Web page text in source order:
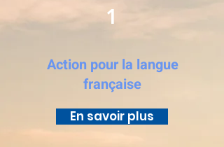
1
Action pour la langue
française
En savoir plus